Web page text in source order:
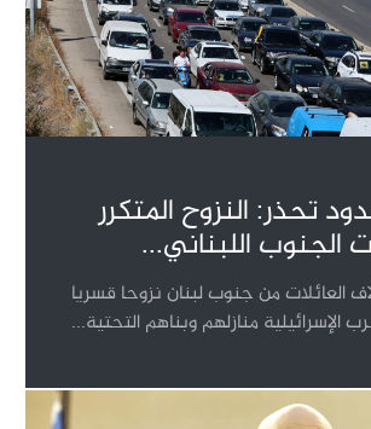
تحذر: النزوح المتكرر
الجنوب اللبناني...
العائلات من جنوب لبنان نزوحا قسريا
الإسرائيلية منازلهم وبناهم التحتية...